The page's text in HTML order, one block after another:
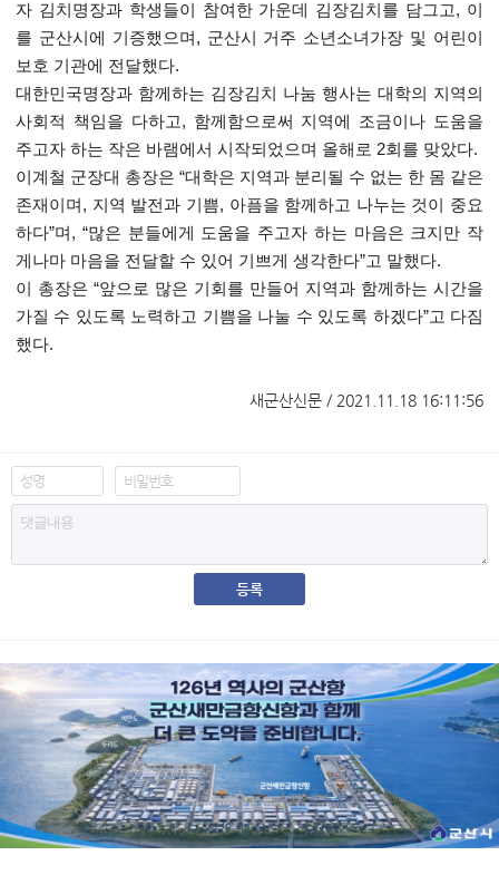
자 김치명장과 학생들이 참여한 가운데 김장김치를 담그고, 이
를 군산시에 기증했으며 , 군산시 거주 소년소녀가장 및 어린이
보호 기관에 전달했다.
대한민국명장과 함께하는 김장김치 나눔 행사는 대학의 지역의
사회적 책임을 다하고, 함께함으로써 지역에 조금이나 도움을
주고자 하는 작은 바램에서 시작되었으며 올해로 2회를 맞았다.
이계철 군장대 총장은 “대학은 지역과 분리될 수 없는 한 몸 같은
존재이며 , 지역 발전과 기쁨, 아픔을 함께하고 나누는 것이 중요
하다”며 , “많은 분들에게 도움을 주고자 하는 마음은 크지만 작
게나마 마음을 전달할 수 있어 기쁘게 생각한다”고 말했다.
이 총장은 “앞으로 많은 기회를 만들어 지역과 함께하는 시간을
가질 수 있도록 노력하고 기쁨을 나눌 수 있도록 하겠다”고 다짐
했다.
새군산신문 / 2021.11.18 16:11:56